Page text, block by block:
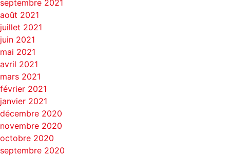
septembre 2021
août 2021
juillet 2021
juin 2021
mai 2021
avril 2021
mars 2021
février 2021
janvier 2021
décembre 2020
novembre 2020
octobre 2020
septembre 2020